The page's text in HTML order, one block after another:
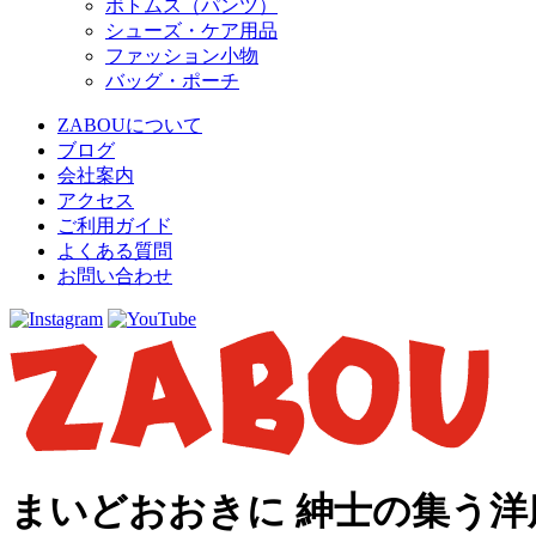
ボトムス（パンツ）
シューズ・ケア用品
ファッション小物
バッグ・ポーチ
ZABOUについて
ブログ
会社案内
アクセス
ご利用ガイド
よくある質問
お問い合わせ
まいどおおきに 紳士の集う